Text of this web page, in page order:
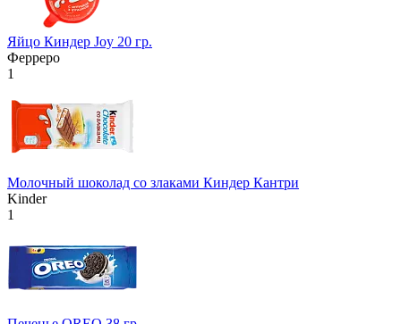
Яйцо Киндер Joy 20 гр.
Ферреро
1
Молочный шоколад со злаками Киндер Кантри
Kinder
1